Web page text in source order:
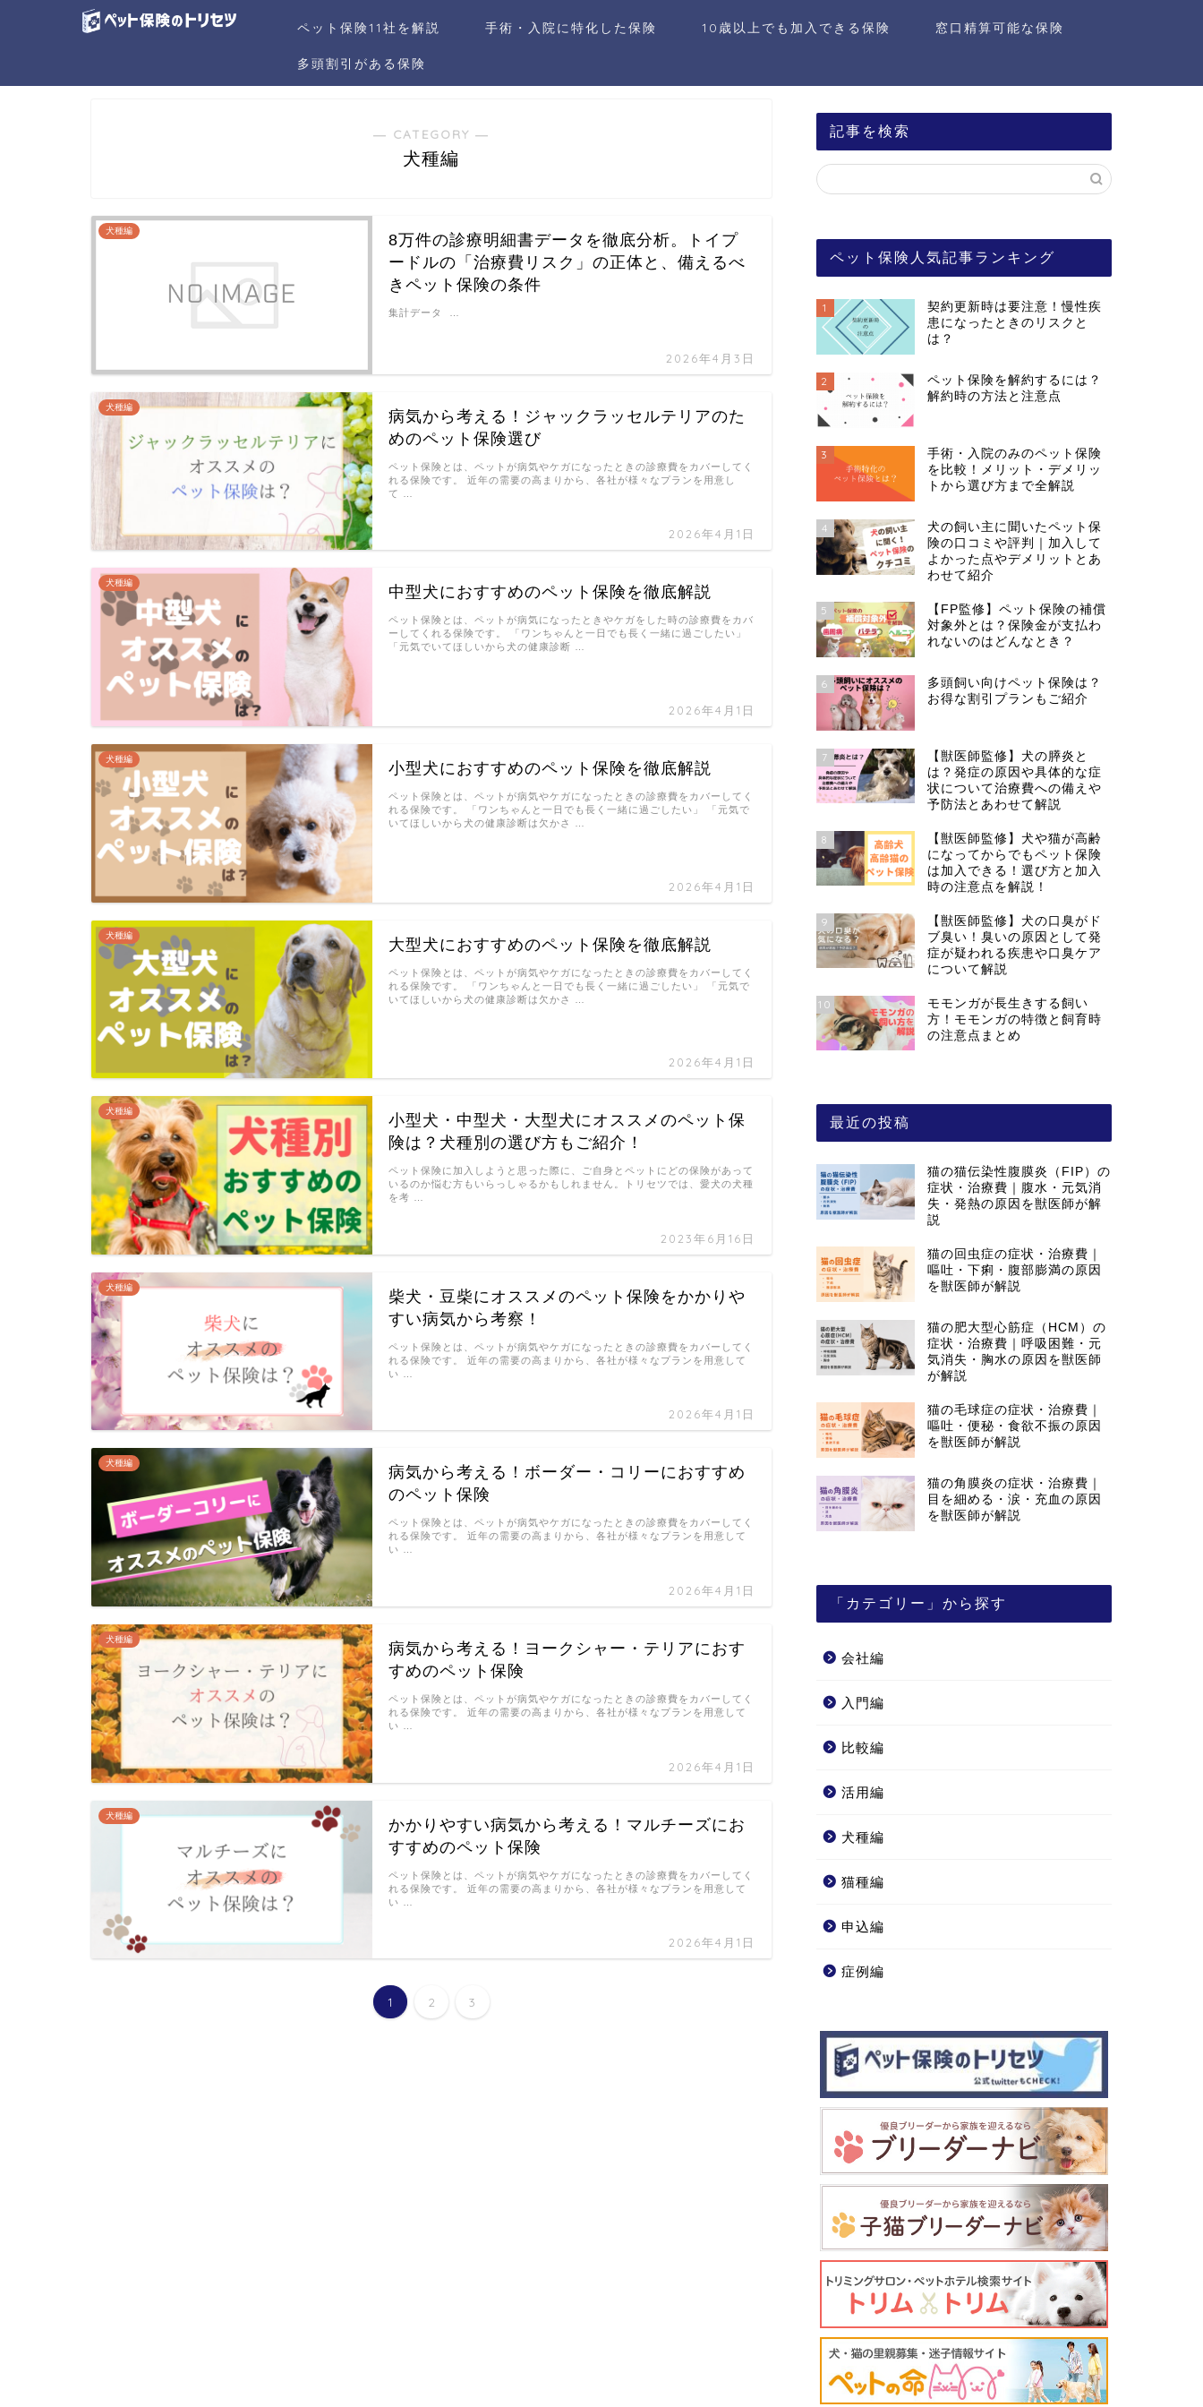
ペット保険11社を解説 手術・入院に特化した保険 10歳以上でも加入できる保険 窓口精算可能な保険
多頭割引がある保険
― CATEGORY ―
犬種編
犬種編
8万件の診療明細書データを徹底分析。トイプ
ードルの「治療費リスク」の正体と、備えるべ
きペット保険の条件
2026年4月3日
集計データ …
犬種編
病気から考える！ジャックラッセルテリアのた
めのペット保険選び
2026年4月1日
ペット保険とは、ペットが病気やケガになったときの診療費をカバーしてく
れる保険です。 近年の需要の高まりから、各社が様々なプランを用意し
て …
犬種編
中型犬におすすめのペット保険を徹底解説
2026年4月1日
ペット保険とは、ペットが病気になったときやケガをした時の診療費をカバ
ーしてくれる保険です。 「ワンちゃんと一日でも長く一緒に過ごしたい」
「元気でいてほしいから犬の健康診断 …
犬種編
小型犬におすすめのペット保険を徹底解説
2026年4月1日
ペット保険とは、ペットが病気やケガになったときの診療費をカバーしてく
れる保険です。 「ワンちゃんと一日でも長く一緒に過ごしたい」 「元気で
いてほしいから犬の健康診断は欠かさ …
犬種編
大型犬におすすめのペット保険を徹底解説
2026年4月1日
ペット保険とは、ペットが病気やケガになったときの診療費をカバーしてく
れる保険です。 「ワンちゃんと一日でも長く一緒に過ごしたい」 「元気で
いてほしいから犬の健康診断は欠かさ …
犬種編
小型犬・中型犬・大型犬にオススメのペット保
険は？犬種別の選び方もご紹介！
2023年6月16日
ペット保険に加入しようと思った際に、ご自身とペットにどの保険があって
いるのか悩む方もいらっしゃるかもしれません。トリセツでは、愛犬の犬種
を考 …
犬種編
柴犬・豆柴にオススメのペット保険をかかりや
すい病気から考察！
2026年4月1日
ペット保険とは、ペットが病気やケガになったときの診療費をカバーしてく
れる保険です。 近年の需要の高まりから、各社が様々なプランを用意して
い …
犬種編
病気から考える！ボーダー・コリーにおすすめ
のペット保険
2026年4月1日
ペット保険とは、ペットが病気やケガになったときの診療費をカバーしてく
れる保険です。 近年の需要の高まりから、各社が様々なプランを用意して
い …
犬種編
病気から考える！ヨークシャー・テリアにおす
すめのペット保険
2026年4月1日
ペット保険とは、ペットが病気やケガになったときの診療費をカバーしてく
れる保険です。 近年の需要の高まりから、各社が様々なプランを用意して
い …
犬種編
かかりやすい病気から考える！マルチーズにお
すすめのペット保険
2026年4月1日
ペット保険とは、ペットが病気やケガになったときの診療費をカバーしてく
れる保険です。 近年の需要の高まりから、各社が様々なプランを用意して
い …
1 2 3
記事を検索
ペット保険人気記事ランキング
1
契約更新時は要注意！慢性疾
患になったときのリスクと
は？
2
ペット保険を解約するには？
解約時の方法と注意点
3
手術・入院のみのペット保険
を比較！メリット・デメリッ
トから選び方まで全解説
4
犬の飼い主に聞いたペット保
険の口コミや評判｜加入して
よかった点やデメリットとあ
わせて紹介
5
【FP監修】ペット保険の補償
対象外とは？保険金が支払わ
れないのはどんなとき？
6
多頭飼い向けペット保険は？
お得な割引プランもご紹介
7
【獣医師監修】犬の膵炎と
は？発症の原因や具体的な症
状について治療費への備えや
予防法とあわせて解説
8
【獣医師監修】犬や猫が高齢
になってからでもペット保険
は加入できる！選び方と加入
時の注意点を解説！
9
【獣医師監修】犬の口臭がド
ブ臭い！臭いの原因として発
症が疑われる疾患や口臭ケア
について解説
10
モモンガが長生きする飼い
方！モモンガの特徴と飼育時
の注意点まとめ
最近の投稿
猫の猫伝染性腹膜炎（FIP）の
症状・治療費｜腹水・元気消
失・発熱の原因を獣医師が解
説
猫の回虫症の症状・治療費｜
嘔吐・下痢・腹部膨満の原因
を獣医師が解説
猫の肥大型心筋症（HCM）の
症状・治療費｜呼吸困難・元
気消失・胸水の原因を獣医師
が解説
猫の毛球症の症状・治療費｜
嘔吐・便秘・食欲不振の原因
を獣医師が解説
猫の角膜炎の症状・治療費｜
目を細める・涙・充血の原因
を獣医師が解説
「カテゴリー」から探す
会社編
入門編
比較編
活用編
犬種編
猫種編
申込編
症例編